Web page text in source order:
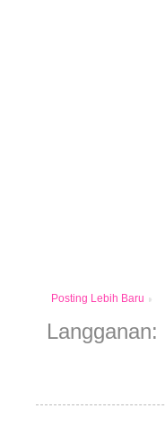
Posting Lebih Baru
Langganan: